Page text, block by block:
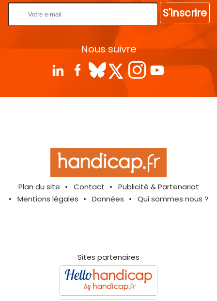
S'inscrire
Nous suivre
Plan du site Contact
Publicité & Partenariat
Mentions légales
Données Qui sommes nous ?
Sites partenaires